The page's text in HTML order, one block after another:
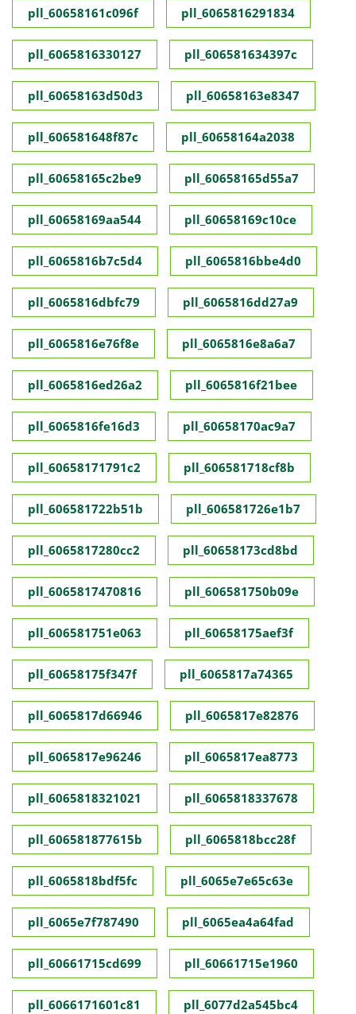
pll_60658161c096f pll_6065816291834
pll_6065816330127 pll_606581634397c
pll_60658163d50d3 pll_60658163e8347
pll_606581648f87c pll_60658164a2038
pll_60658165c2be9 pll_60658165d55a7
pll_60658169aa544 pll_60658169c10ce
pll_6065816b7c5d4 pll_6065816bbe4d0
pll_6065816dbfc79 pll_6065816dd27a9
pll_6065816e76f8e pll_6065816e8a6a7
pll_6065816ed26a2 pll_6065816f21bee
pll_6065816fe16d3 pll_60658170ac9a7
pll_60658171791c2 pll_606581718cf8b
pll_606581722b51b pll_606581726e1b7
pll_6065817280cc2 pll_60658173cd8bd
pll_6065817470816 pll_606581750b09e
pll_606581751e063 pll_60658175aef3f
pll_60658175f347f pll_6065817a74365
pll_6065817d66946 pll_6065817e82876
pll_6065817e96246 pll_6065817ea8773
pll_6065818321021 pll_6065818337678
pll_606581877615b pll_6065818bcc28f
pll_6065818bdf5fc pll_6065e7e65c63e
pll_6065e7f787490 pll_6065ea4a64fad
pll_60661715cd699 pll_60661715e1960
pll_6066171601c81 pll_6077d2a545bc4